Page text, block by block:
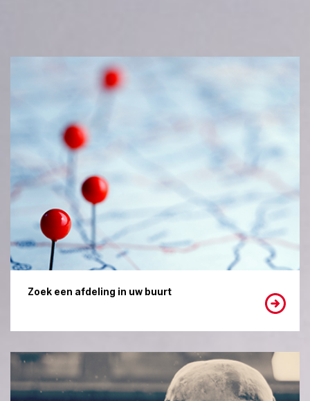
Zoek een afdeling in uw buurt